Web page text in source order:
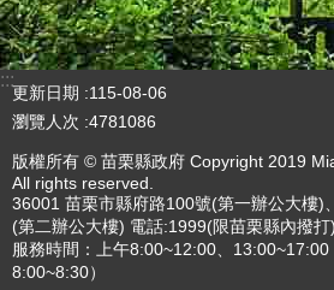
:::
更新日期
115-08-06
瀏覽人次 4781086
版權所有 © 苗栗縣政府 Copyright 2019
All rights reserved.
36001 苗栗市縣府路100號(第一辦公大樓)
(第二辦公大樓) 電話:1999(限苗栗縣內撥
服務時間：上午8:00~12:00、
8:00~8:30）